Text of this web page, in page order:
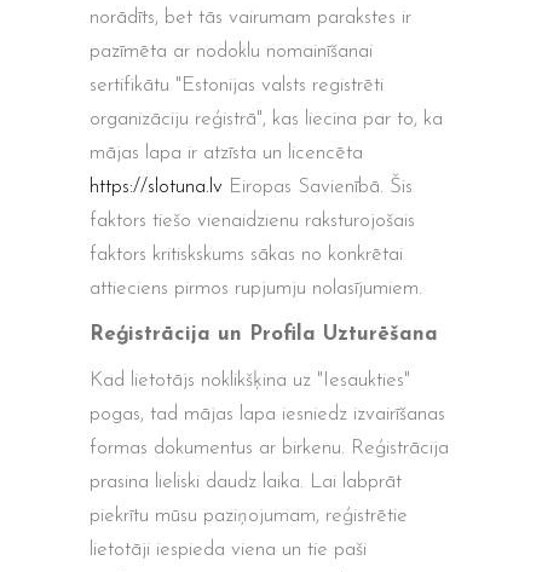
norādīts, bet tās vairumam parakstes ir
pazīmēta ar nodoklu nomainīšanai
sertifikātu "Estonijas valsts registrēti
organizāciju reģistrā", kas liecina par to, ka
mājas lapa ir atzīsta un licencēta
https://slotuna.lv Eiropas Savienībā. Šis
faktors tiešo vienaidzienu raksturojošais
faktors kritiskskums sākas no konkrētai
attieciens pirmos rupjumju nolasījumiem.
Reģistrācija un Profila Uzturēšana
Kad lietotājs noklikšķina uz "Iesaukties"
pogas, tad mājas lapa iesniedz izvairīšanas
formas dokumentus ar birkenu. Reģistrācija
prasina lieliski daudz laika. Lai labprāt
piekrītu mūsu paziņojumam, reģistrētie
lietotāji iespieda viena un tie paši